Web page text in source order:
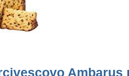
Ambarus